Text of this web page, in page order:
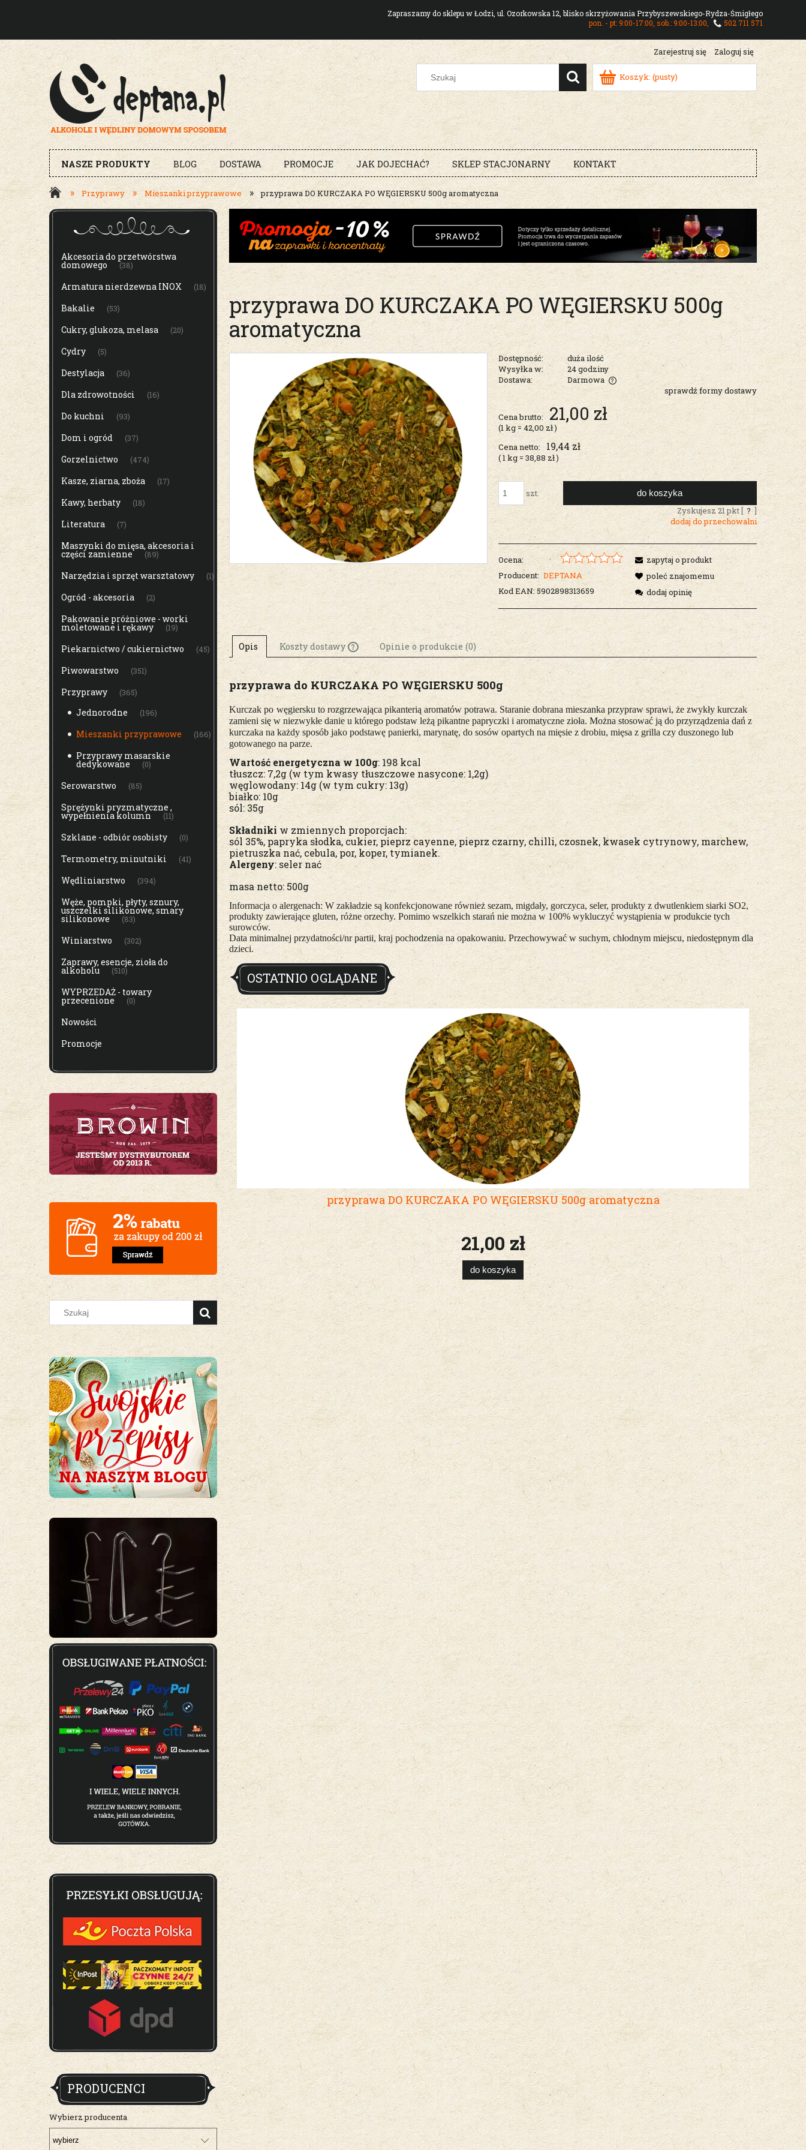
Zapraszamy do sklepu w Łodzi, ul. Ozorkowska 12, blisko skrzyżowania Przybyszewskiego-Rydza-Śmigłego
pon. - pt: 9:00-17:00, sob.: 9:00-13:00,
502 711 571
Zarejestruj się Zaloguj się
Koszyk: (pusty)
NASZE PRODUKTY BLOG DOSTAWA PROMOCJE JAK DOJECHAĆ? SKLEP STACJONARNY KONTAKT
» Przyprawy » Mieszanki przyprawowe » przyprawa DO KURCZAKA PO WĘGIERSKU 500g aromatyczna
MENU
Akcesoria do przetwórstwa
domowego (38)
Armatura nierdzewna INOX (18)
Bakalie (53)
Cukry, glukoza, melasa (20)
Cydry (5)
Destylacja (36)
Dla zdrowotności (16)
Do kuchni (93)
Dom i ogród (37)
Gorzelnictwo (474)
Kasze, ziarna, zboża (17)
Kawy, herbaty (18)
Literatura (7)
Maszynki do mięsa, akcesoria i
części zamienne (89)
Narzędzia i sprzęt warsztatowy (1)
Ogród - akcesoria (2)
Pakowanie próżniowe - worki
moletowane i rękawy (19)
Piekarnictwo / cukiernictwo (45)
Piwowarstwo (351)
Przyprawy (365)
Jednorodne (196)
Mieszanki przyprawowe (166)
Przyprawy masarskie
dedykowane (0)
Serowarstwo (85)
Sprężynki pryzmatyczne ,
wypełnienia kolumn (11)
Szklane - odbiór osobisty (0)
Termometry, minutniki (41)
Wędliniarstwo (394)
Węże, pompki, płyty, sznury,
uszczelki silikonowe, smary
silikonowe (83)
Winiarstwo (302)
Zaprawy, esencje, zioła do
alkoholu (510)
WYPRZEDAŻ - towary
przecenione (0)
Nowości
Promocje
PRODUCENCI
Wybierz producenta
przyprawa DO KURCZAKA PO WĘGIERSKU 500g
aromatyczna
Dostępność:
duża ilość
Wysyłka w:
24 godziny
Dostawa:
Darmowa
Cena nie zawiera ewentualnych
kosztów płatności
sprawdź formy dostawy
Cena brutto: 21,00 zł
(1kg =42,00 zł)
Cena netto:
19,44 zł
( 1kg=38,88 zł)
szt. do koszyka
Zyskujesz 21pkt [ ? ]
dodaj do przechowalni
Ocena:
Producent: DEPTANA
Kod EAN: 5902898313659
zapytaj o produkt
poleć znajomemu
dodaj opinię
Opis Koszty dostawy
Cena nie zawiera
ewentualnych kosztów
płatności
Opinie o produkcie (0)
przyprawa do KURCZAKA PO WĘGIERSKU 500g
Kurczak po węgiersku to rozgrzewająca pikanterią aromatów potrawa. Staranie dobrana mieszanka przypraw sprawi, że zwykły kurczak
zamieni się w niezwykłe danie u którego podstaw leżą pikantne papryczki i aromatyczne zioła. Można stosować ją do przyrządzenia dań z
kurczaka na każdy sposób jako podstawę panierki, marynatę, do sosów opartych na mięsie z drobiu, mięsa z grilla czy duszonego lub
gotowanego na parze.
Wartość energetyczna w 100g: 198 kcal
tłuszcz: 7,2g (w tym kwasy tłuszczowe nasycone: 1,2g)
węglowodany: 14g (w tym cukry: 13g)
białko: 10g
sól: 35g
Składniki w zmiennych proporcjach:
sól 35%, papryka słodka, cukier, pieprz cayenne, pieprz czarny, chilli, czosnek, kwasek cytrynowy, marchew,
pietruszka nać, cebula, por, koper, tymianek.
Alergeny: seler nać
masa netto: 500g
Informacja o alergenach: W zakładzie są konfekcjonowane również sezam, migdały, gorczyca, seler, produkty z dwutlenkiem siarki SO2,
produkty zawierające gluten, różne orzechy. Pomimo wszelkich starań nie można w 100% wykluczyć wystąpienia w produkcie tych
surowców.
Data minimalnej przydatności/nr partii, kraj pochodzenia na opakowaniu. Przechowywać w suchym, chłodnym miejscu, niedostępnym dla
dzieci.
OSTATNIO OGLĄDANE
przyprawa DO KURCZAKA PO WĘGIERSKU 500g aromatyczna
21,00 zł
do koszyka